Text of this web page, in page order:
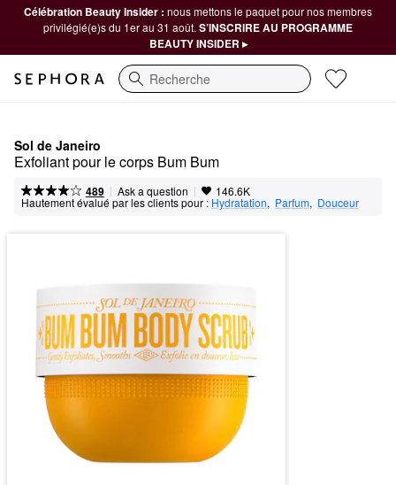
Célébration Beauty Insider : nous mettons le paquet pour nos membres
privilégié(e)s du 1er au 31 août. S’INSCRIRE AU PROGRAMME
BEAUTY INSIDER ▸
Recherche
Sol de Janeiro
Exfoliant pour le corps Bum Bum
489 | Ask a question | 146.6K
Hautement évalué par les clients pour : Hydratation, Parfum, Douceur